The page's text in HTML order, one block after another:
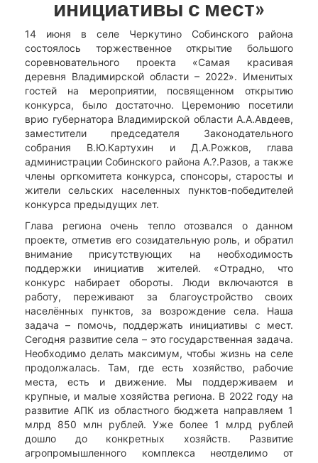
инициативы с мест»
14 июня в селе Черкутино Собинского района
состоялось торжественное открытие большого
соревновательного проекта «Самая красивая
деревня Владимирской области – 2022». Именитых
гостей на мероприятии, посвященном открытию
конкурса, было достаточно. Церемонию посетили
врио губернатора Владимирской области А.А.Авдеев,
заместители председателя Законодательного
собрания В.Ю.Картухин и Д.А.Рожков, глава
администрации Собинского района А.?.Разов, а также
члены оргкомитета конкурса, спонсоры, старосты и
жители сельских населенных пунктов-победителей
конкурса предыдущих лет.
Глава региона очень тепло отозвался о данном
проекте, отметив его созидательную роль, и обратил
внимание присутствующих на необходимость
поддержки инициатив жителей. «Отрадно, что
конкурс набирает обороты. Люди включаются в
работу, переживают за благоустройство своих
населённых пунктов, за возрождение села. Наша
задача – помочь, поддержать инициативы с мест.
Сегодня развитие села – это государственная задача.
Необходимо делать максимум, чтобы жизнь на селе
продолжалась. Там, где есть хозяйство, рабочие
места, есть и движение. Мы поддерживаем и
крупные, и малые хозяйства региона. В 2022 году на
развитие АПК из областного бюджета направляем 1
млрд 850 млн рублей. Уже более 1 млрд рублей
дошло до конкретных хозяйств. Развитие
агропромышленного комплекса неотделимо от